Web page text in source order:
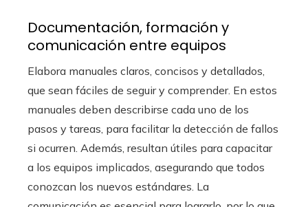
Documentación, formación y
comunicación entre equipos
Elabora manuales claros, concisos y detallados,
que sean fáciles de seguir y comprender. En estos
manuales deben describirse cada uno de los
pasos y tareas, para facilitar la detección de fallos
si ocurren. Además, resultan útiles para capacitar
a los equipos implicados, asegurando que todos
conozcan los nuevos estándares. La